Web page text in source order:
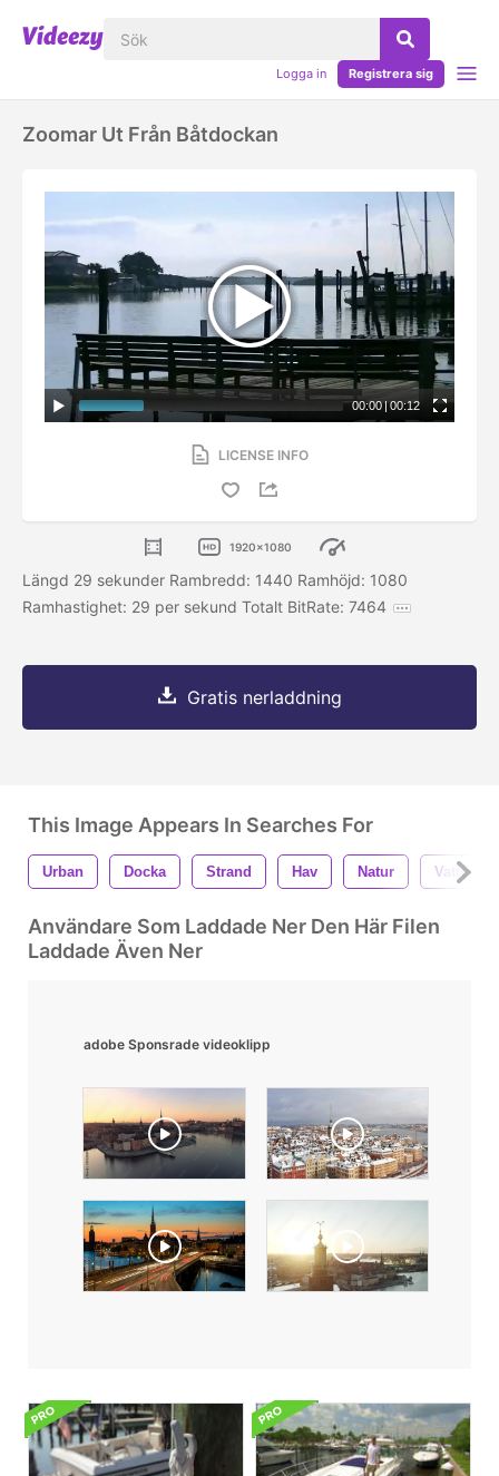
Logga in Registrera sig
Zoomar Ut Från Båtdockan
00:00|00:12
LICENSE INFO
1920x1080
Längd 29 sekunder Rambredd: 1440 Ramhöjd: 1080
Ramhastighet: 29 per sekund Totalt BitRate: 7464
Gratis nerladdning
This Image Appears In Searches For
Urban Docka Strand Hav Natur Vatten
Användare Som Laddade Ner Den Här Filen
Laddade Även Ner
adobe Sponsrade videoklipp